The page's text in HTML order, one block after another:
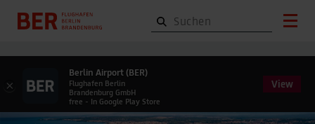
×
Berlin Airport (BER)
Flughafen Berlin
Brandenburg GmbH
free - In Google Play Store
View